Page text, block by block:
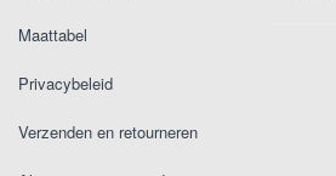
Maattabel
Privacybeleid
Verzenden en retourneren